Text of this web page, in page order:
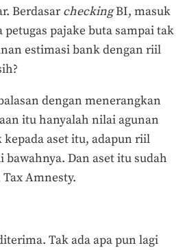
BerdasarcheckingBI, masuk
petugas pajake buta sampai tak
estimasi bank dengan riil
dengan menerangkan
itu hanyalah nilai agunan
aset itu, adapun riil
Dan aset itu sudah
Amnesty.
Tak ada apa pun lagi